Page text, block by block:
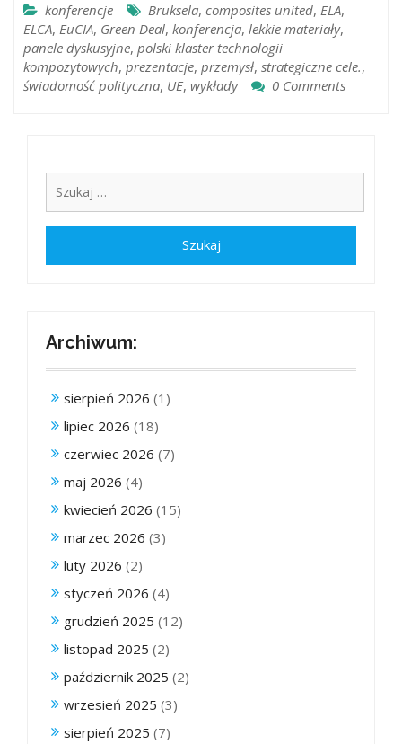
konferencje Bruksela, composites united, ELA,
ELCA, EuCIA, Green Deal, konferencja, lekkie materiały,
panele dyskusyjne, polski klaster technologii
kompozytowych, prezentacje, przemysł, strategiczne cele.,
świadomość polityczna, UE, wykłady 0 Comments
Archiwum:
sierpień 2026 (1)
lipiec 2026 (18)
czerwiec 2026 (7)
maj 2026 (4)
kwiecień 2026 (15)
marzec 2026 (3)
luty 2026 (2)
styczeń 2026 (4)
grudzień 2025 (12)
listopad 2025 (2)
październik 2025 (2)
wrzesień 2025 (3)
sierpień 2025 (7)